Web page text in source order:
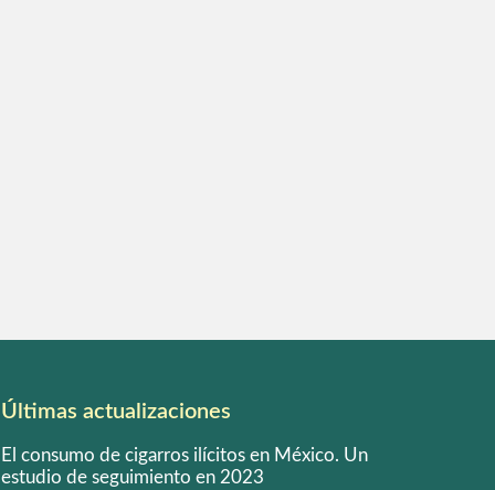
Últimas actualizaciones
El consumo de cigarros ilícitos en México. Un
estudio de seguimiento en 2023